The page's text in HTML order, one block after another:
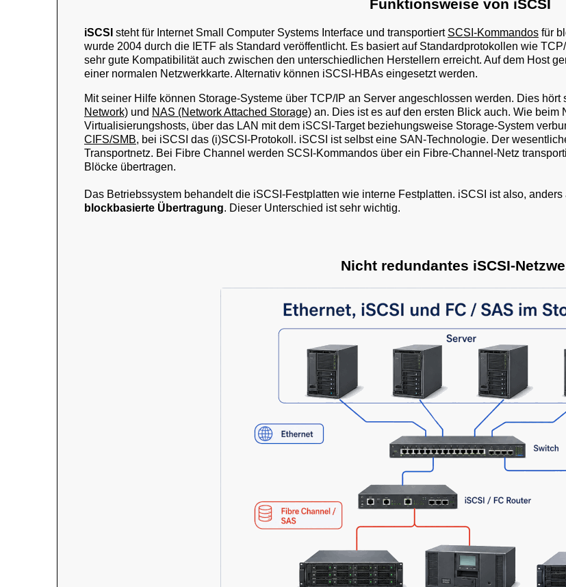
Funktionsweise von iSCSI
iSCSI steht für Internet Small Computer Systems Interface und transportiert SCSI-Kommandos für
wurde 2004 durch die IETF als Standard veröffentlicht. Es basiert auf Standardprotokollen wie
sehr gute Kompatibilität auch zwischen den unterschiedlichen Herstellern erreicht. Auf dem Host
einer normalen Netzwerkkarte. Alternativ können iSCSI-HBAs eingesetzt werden.
Mit seiner Hilfe können Storage-Systeme über TCP/IP an Server angeschlossen werden. Dies
Network) und NAS (Network Attached Storage) an. Dies ist es auf den ersten Blick auch. Wie
Virtualisierungshosts, über das LAN mit dem iSCSI-Target beziehungsweise Storage-System
CIFS/SMB, bei iSCSI das (i)SCSI-Protokoll. iSCSI ist selbst eine SAN-Technologie. Der
Transportnetz. Bei Fibre Channel werden SCSI-Kommandos über ein Fibre-Channel-Netz
Blöcke übertragen.
Das Betriebssystem behandelt die iSCSI-Festplatten wie interne Festplatten. iSCSI ist also,
blockbasierte Übertragung. Dieser Unterschied ist sehr wichtig.
Nicht redundantes iSCSI-